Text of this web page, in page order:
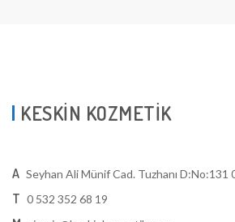
KESKİN KOZMETİK
A Seyhan Ali Münif Cad. Tuzhanı D:No:131
T 0 532 352 68 19